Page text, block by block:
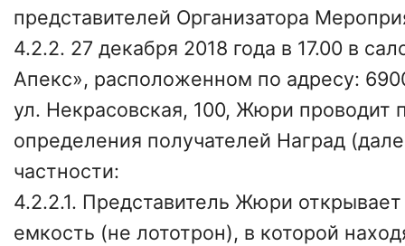
представителей Организатора
4.2.2. 27 декабря 2018 года в 17.00 в
Апекс», расположенном по адресу:
ул. Некрасовская, 100, Жюри проводит
определения получателей Наград
частности:
4.2.2.1. Представитель Жюри
емкость (не лототрон), в которой